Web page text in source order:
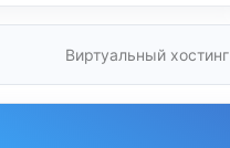
Виртуальный хостинг